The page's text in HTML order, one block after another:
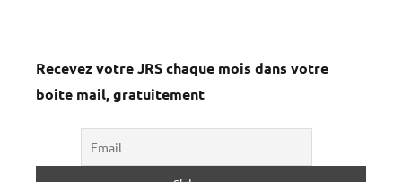
Recevez votre JRS chaque mois dans votre
boite mail, gratuitement